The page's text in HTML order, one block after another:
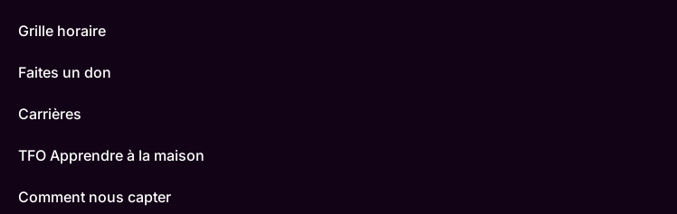
Grille horaire
Faites un don
Carrières
TFO Apprendre à la maison
Comment nous capter